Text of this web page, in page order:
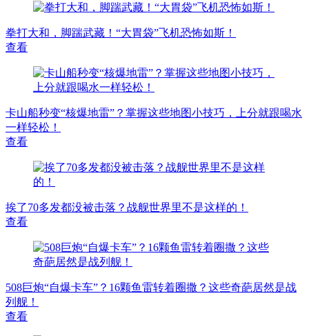
拳打大和，脚踹武藏！“大胃袋”飞机恐怖如斯！
查看
卡山船秒变“核爆地雷”？掌握这些地图小技巧，上分就跟喝水
一样轻松！
查看
挨了70多发都没被击落？战舰世界里不是这样的！
查看
508巨炮“自爆卡车”？16颗鱼雷转着圈撒？这些奇葩居然是战
列舰！
查看